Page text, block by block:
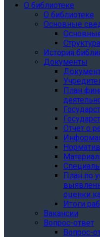
О библиотеке
О библиотеке
Основные
История
Документы
План
Отчет о
План по
оценки
Итоги
Вакансии
Вопрос-ответ
Вопрос-